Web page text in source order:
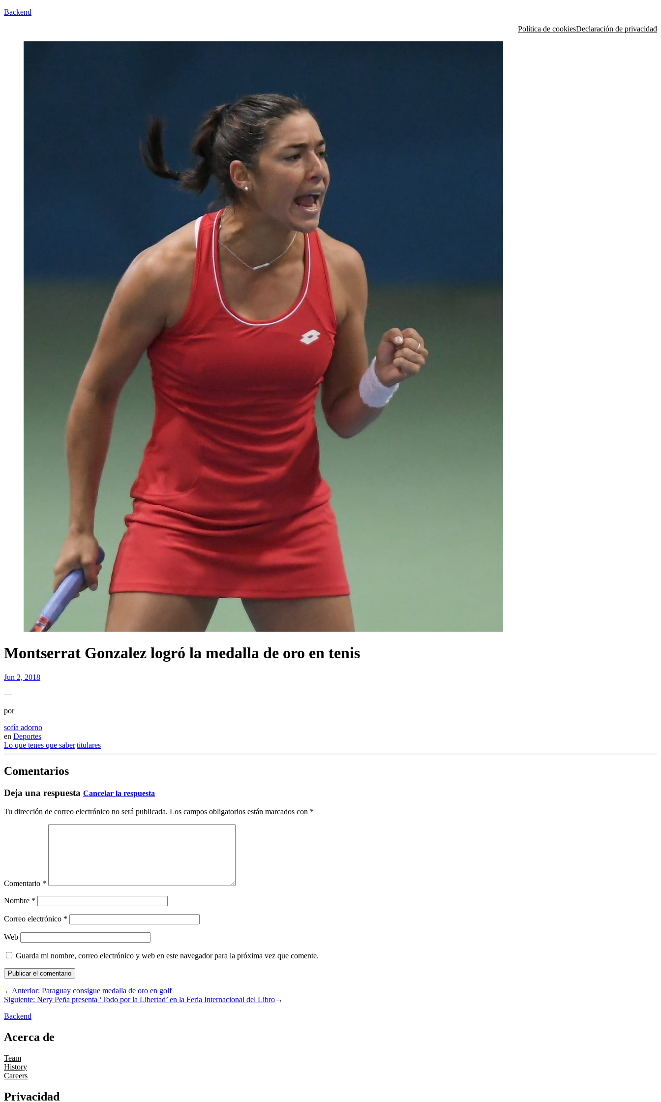
Backend
Política de cookiesDeclaración de privacidad
Montserrat Gonzalez logró la medalla de oro en tenis
Jun 2, 2018
—
por
sofía adorno
en Deportes
Lo que tenes que saber|titulares
Comentarios
Deja una respuesta Cancelar la respuesta
Tu dirección de correo electrónico no será publicada. Los campos obligatorios están marcados con *
Comentario *
Nombre *
Correo electrónico *
Web
Guarda mi nombre, correo electrónico y web en este navegador para la próxima vez que comente.
←Anterior: Paraguay consigue medalla de oro en golf
Siguiente: Nery Peña presenta ‘Todo por la Libertad’ en la Feria Internacional del Libro→
Backend
Acerca de
Team
History
Careers
Privacidad